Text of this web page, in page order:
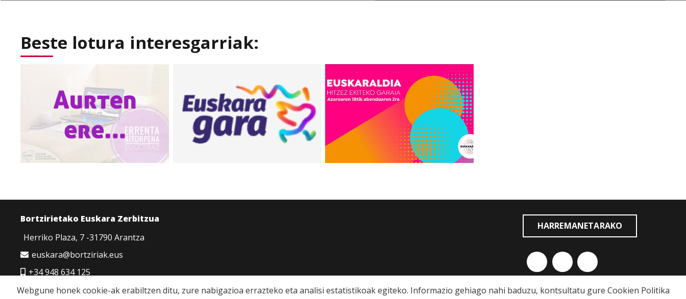
Beste lotura interesgarriak:
Bortzirietako Euskara Zerbitzua
Herriko Plaza, 7 -31790 Arantza
euskara@bortziriak.eus
+34 948 634 125
680 65 06 50
HARREMANETARAKO
Webgune honek cookie-ak erabiltzen ditu, zure nabigazioa errazteko eta analisi estatistikoak egiteko. Informazio gehiago nahi baduzu, kontsultatu gure Cookien Politika